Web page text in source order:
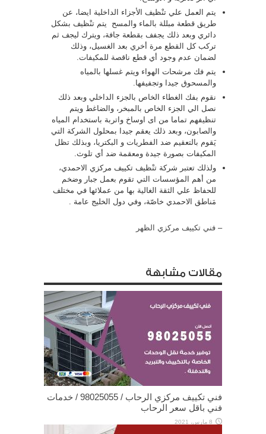
يتم العمل علي تنْظيف الأجزاء الداخلية ايضا، عن
طريق قطعة مبللة بالماء والمسح يتم تنْظيف بشكل
دائري وبعد ذلك يجفف بقطعة جافة، ويترك ليجف ثم
تركب كل القطع مرة أخري بعد الغسيل، وذلك
لضمان عدم وجود أي قطع ناقصة للمكيفات.
يتم فك مرشحات الهواء ويتم غسلها بالمياه
والمسحوق جيدا وتجفيفها.
نقوم بفك الغطاء الخاص بالجزء الداخلي وبعد ذلك
نصل الي الجزء الخاص بالمبخر، والضاغط ويتم
تنظيفهم تماما من اى اوساخ واتربة باستخدام المياه
والصابون، وبعد ذلك يعقم جيدا بمحلول الشركة التي
يَقوم بالتعقيم ضد الفطريات و البكتريا، وبذلك تظل
المكيفات بصورة جيدة ومعقمة ضد أي تلوث.
ولذلك تعتبر شركة تنْظيف تكييف مركزي الاحمدي،
من أهم المؤسسات التي تقوم بعمل جبار وضخم
للحفاظ علي الثقة الغالية بها من عملائها في مختلف
مَناطق الاحمدي خاصّة، وفي دول الخليج عامة .
– فني تكييف مركزي الظهر
مقالات مشابهة
فني تكييف مركزي الرحاب / 98025055 / خدمات
فني باقل سعر الرحاب
8 مارس، 2021